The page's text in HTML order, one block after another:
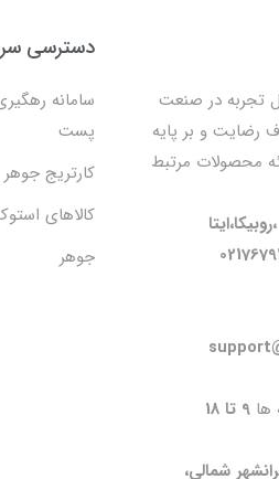
یدک با بیش از 10 سال تجربه در صنعت
رضایت و بر پایه
محصولات مرتبط
ها 9 تا 18
شمالی،
دسترسی
سامانه
پست
کارتریج
کالاهای
جوهر